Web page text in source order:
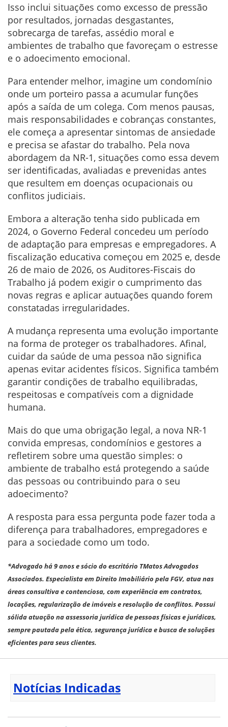
Isso inclui situações como excesso de pressão
por resultados, jornadas desgastantes,
sobrecarga de tarefas, assédio moral e
ambientes de trabalho que favoreçam o estresse
e o adoecimento emocional.
Para entender melhor, imagine um condomínio
onde um porteiro passa a acumular funções
após a saída de um colega. Com menos pausas,
mais responsabilidades e cobranças constantes,
ele começa a apresentar sintomas de ansiedade
e precisa se afastar do trabalho. Pela nova
abordagem da NR-1, situações como essa devem
ser identificadas, avaliadas e prevenidas antes
que resultem em doenças ocupacionais ou
conflitos judiciais.
Embora a alteração tenha sido publicada em
2024, o Governo Federal concedeu um período
de adaptação para empresas e empregadores. A
fiscalização educativa começou em 2025 e, desde
26 de maio de 2026, os Auditores-Fiscais do
Trabalho já podem exigir o cumprimento das
novas regras e aplicar autuações quando forem
constatadas irregularidades.
A mudança representa uma evolução importante
na forma de proteger os trabalhadores. Afinal,
cuidar da saúde de uma pessoa não significa
apenas evitar acidentes físicos. Significa também
garantir condições de trabalho equilibradas,
respeitosas e compatíveis com a dignidade
humana.
Mais do que uma obrigação legal, a nova NR-1
convida empresas, condomínios e gestores a
refletirem sobre uma questão simples: o
ambiente de trabalho está protegendo a saúde
das pessoas ou contribuindo para o seu
adoecimento?
A resposta para essa pergunta pode fazer toda a
diferença para trabalhadores, empregadores e
para a sociedade como um todo.
*Advogado há 9 anos e sócio do escritório TMatos Advogados
Associados. Especialista em Direito Imobiliário pela FGV, atua nas
áreas consultiva e contenciosa, com experiência em contratos,
locações, regularização de imóveis e resolução de conflitos. Possui
sólida atuação na assessoria jurídica de pessoas físicas e jurídicas,
sempre pautada pela ética, segurança jurídica e busca de soluções
eficientes para seus clientes.
Notícias Indicadas